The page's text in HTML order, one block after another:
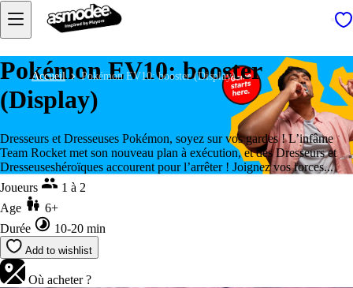
Accueil Pokémon EV10: booster (Display)
Pokémon EV10: booster
(Display)
Dresseurs et Dresseuses Pokémon, soyez sur vos gardes ! L’infâme
Team Rocket met son nouveau plan à exécution, et des Dresseurs et
Dresseuseshéroïques accourent pour l’arrêter ! Joignez vos forces...
Joueurs
1 à 2
Age
6+
Durée
10-20 min
Add to wishlist
Où acheter ?